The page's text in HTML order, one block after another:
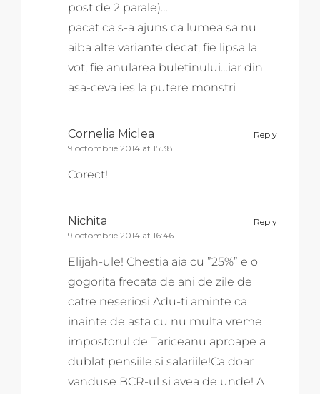
post de 2 parale)…
pacat ca s-a ajuns ca lumea sa nu
aiba alte variante decat, fie lipsa la
vot, fie anularea buletinului…iar din
asa-ceva ies la putere monstri
Reply
Cornelia Miclea
9 octombrie 2014 at 15:38
Corect!
Reply
Nichita
9 octombrie 2014 at 16:46
Elijah-ule! Chestia aia cu ”25%” e o
gogorita frecata de ani de zile de
catre neseriosi.Adu-ti aminte ca
inainte de asta cu nu multa vreme
impostorul de Tariceanu aproape a
dublat pensiile si salariile!Ca doar
vanduse BCR-ul si avea de unde! A